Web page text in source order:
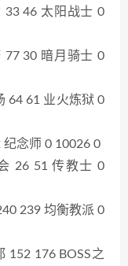
46 太阳战士 0
30 暗月骑士 0
64 61 业火炼狱 0
念师 0 10026 0
26 51 传教士 0
239 均衡教派 0
152 176 BOSS之